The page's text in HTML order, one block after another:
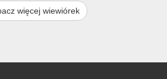
więcej wiewiórek